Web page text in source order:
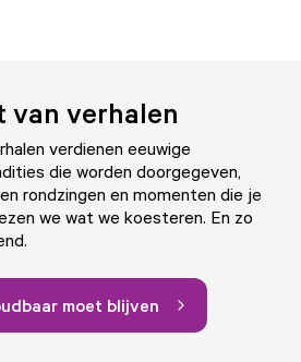
van verhalen
verdienen eeuwige
die worden doorgegeven,
rondzingen en momenten die je
we wat we koesteren. En zo
moet blijven